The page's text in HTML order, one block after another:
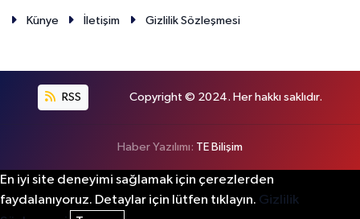
Künye İletişim Gizlilik Sözleşmesi
RSS Copyright © 2024. Her hakkı saklıdır.
Haber Yazılımı: TE Bilişim
En iyi site deneyimi sağlamak için çerezlerden
faydalanıyoruz. Detaylar için lütfen tıklayın. Gizlilik